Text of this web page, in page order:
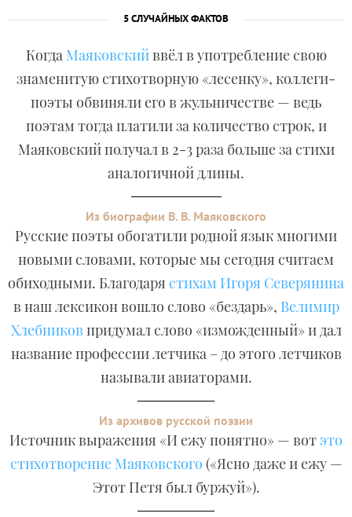
5 СЛУЧАЙНЫХ ФАКТОВ
Когда Маяковскийввёл в употребление свою
знаменитую стихотворную «лесенку», коллеги-
поэты обвиняли его в жульничестве — ведь
поэтам тогда платили за количество строк, и
Маяковский получал в 2-3 раза больше за стихи
аналогичной длины.
Из биографии В. В. Маяковского
Русские поэты обогатили родной язык многими
новыми словами, которые мы сегодня считаем
обиходными. Благодаря стихам Игоря Северянина
в наш лексикон вошло слово «бездарь», Велимир
Хлебников придумал слово «изможденный» и дал
название профессии летчика – до этого летчиков
называли авиаторами.
Из архивов русской поэзии
Источник выражения «И ежу понятно» — вот это
стихотворение Маяковского («Ясно даже и ежу —
Этот Петя был буржуй»).